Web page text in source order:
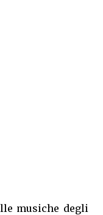
musiche degli